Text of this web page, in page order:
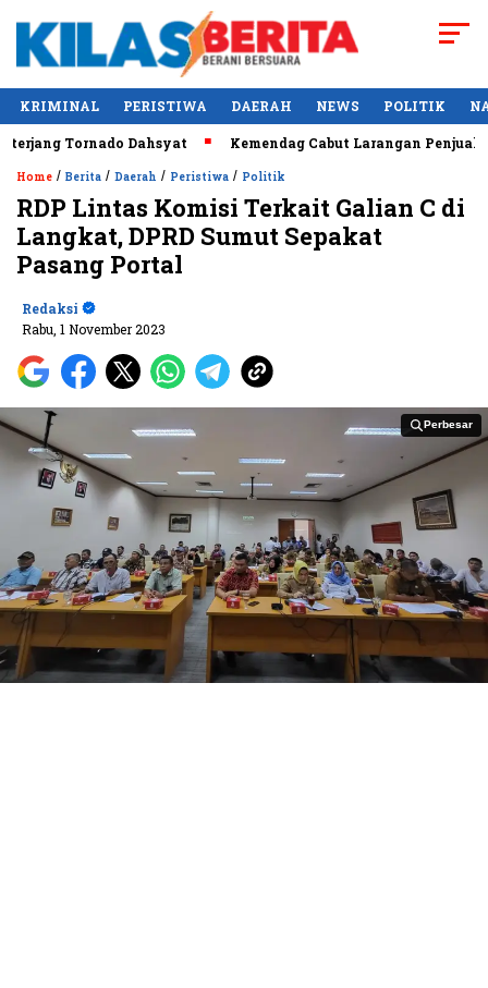
KRIMINAL PERISTIWA DAERAH NEWS POLITIK
Tornado Dahsyat Kemendag Cabut Larangan Penjualan
Home / Berita / Daerah / Peristiwa / Politik
RDP Lintas Komisi Terkait Galian C di
Langkat, DPRD Sumut Sepakat
Pasang Portal
Redaksi
Rabu, 1 November 2023
Perbesar
Perbesar